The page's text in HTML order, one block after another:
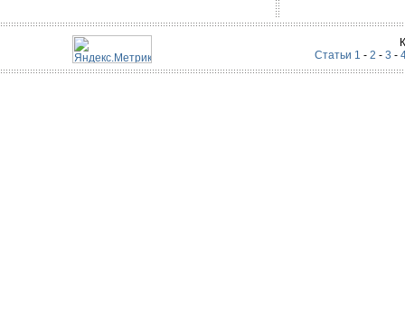
Статьи 1 - 2 - 3 -